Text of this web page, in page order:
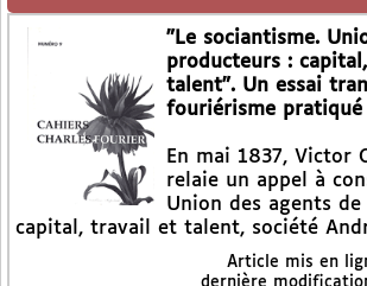
"Le sociantisme.
producteurs :
talent". Un essai
fouriérisme pratiqué
En mai 1837, Victor
relaie un appel à
Union des agents
capital, travail et talent, société
Article mis en
dernière